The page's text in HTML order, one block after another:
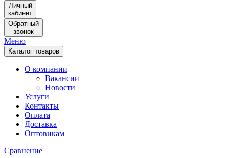
Личный
кабинет
Обратный
звонок
Меню
Каталог товаров
О компании
Вакансии
Новости
Услуги
Контакты
Оплата
Доставка
Оптовикам
Сравнение